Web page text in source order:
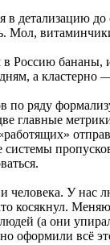
детализацию
Мол,
Россию
а
ряду
главные
человека. У
косякнул.
(а они
оформили всё